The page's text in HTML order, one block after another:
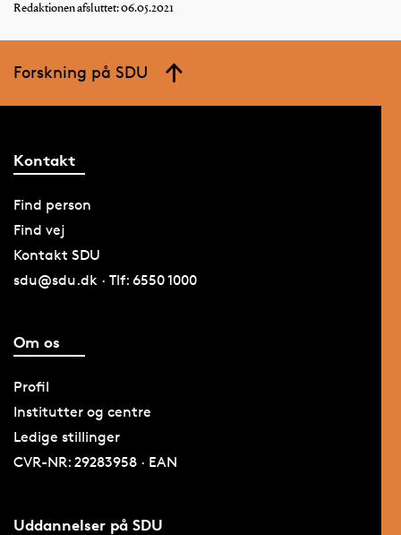
Redaktionen afsluttet: 06.05.2021
Forskning på SDU
Kontakt
Find person
Find vej
Kontakt SDU
sdu@sdu.dk · Tlf: 6550 1000
Om os
Profil
Institutter og centre
Ledige stillinger
CVR-NR: 29283958 · EAN
Uddannelser på SDU